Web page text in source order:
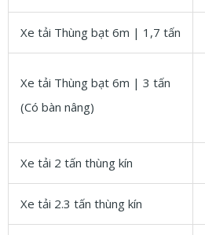
Xe tải Thùng bạt 6m | 1,7 tấn
Xe tải Thùng bạt 6m | 3 tấn
(Có bàn nâng)
Xe tải 2 tấn thùng kín
Xe tải 2.3 tấn thùng kín